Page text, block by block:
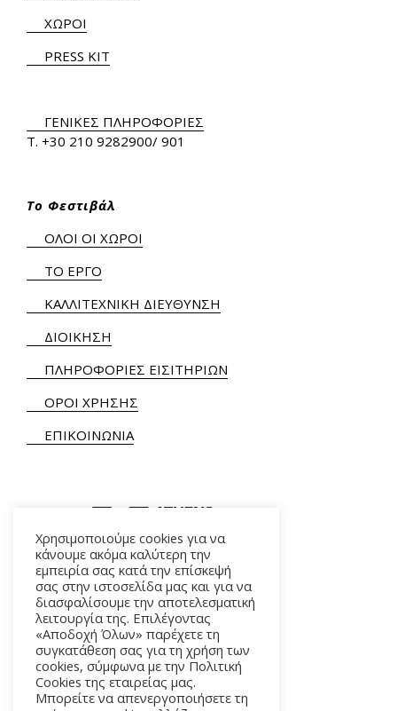
ΧΩΡΟΙ
PRESS KIT
ΓΕΝΙΚΕΣ ΠΛΗΡΟΦΟΡΙΕΣ
Τ. +30 210 9282900/ 901
Το Φεστιβάλ
ΟΛΟΙ ΟΙ ΧΩΡΟΙ
ΤΟ ΕΡΓΟ
ΚΑΛΛΙΤΕΧΝΙΚΗ ΔΙΕΥΘΥΝΣΗ
ΔΙΟΙΚΗΣΗ
ΠΛΗΡΟΦΟΡΙΕΣ ΕΙΣΙΤΗΡΙΩΝ
ΟΡΟΙ ΧΡΗΣΗΣ
ΕΠΙΚΟΙΝΩΝΙΑ
ΑΛΚΜΗΝΗΣ 5 – 118 54 ΑΘΗΝΑ
Χρησιμοποιούμε cookies για να
κάνουμε ακόμα καλύτερη την
εμπειρία σας κατά την επίσκεψή
σας στην ιστοσελίδα μας και για να
διασφαλίσουμε την αποτελεσματική
λειτουργία της. Επιλέγοντας
«Αποδοχή Όλων» παρέχετε τη
συγκατάθεση σας για τη χρήση των
cookies, σύμφωνα με την Πολιτική
Cookies της εταιρείας μας.
Μπορείτε να απενεργοποιήσετε τη